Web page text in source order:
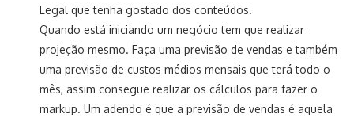
Legal que tenha gostado dos conteúdos.
Quando está iniciando um negócio tem que realizar
projeção mesmo. Faça uma previsão de vendas e também
uma previsão de custos médios mensais que terá todo o
mês, assim consegue realizar os cálculos para fazer o
markup. Um adendo é que a previsão de vendas é aquela